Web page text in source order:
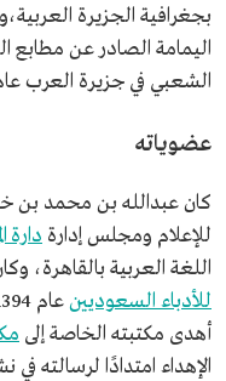
بجغرافية الجزيرة
الشعبي في جزيرة العرب عام 1378هـ/
عضوياته
كان عبدالله بن محمد بن
للإعلام ومجلس إدارة دارة
اللغة العربية بالقاهرة،
للأدباء السعوديين
أهدى مكتبته الخاصة إلى
الإهداء امتدادًا لرسالته في